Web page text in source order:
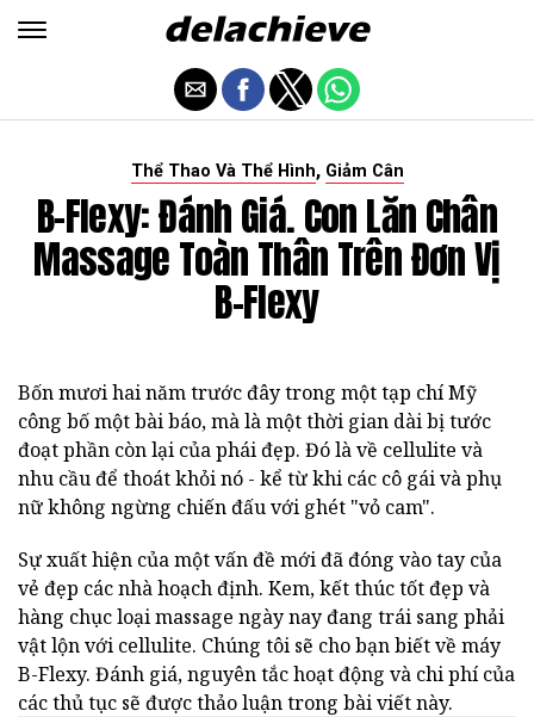
Thể Thao Và Thể Hình, Giảm Cân
B-Flexy: Đánh Giá. Con Lăn Chân
Massage Toàn Thân Trên Đơn Vị
B-Flexy
Bốn mươi hai năm trước đây trong một tạp chí Mỹ
công bố một bài báo, mà là một thời gian dài bị tước
đoạt phần còn lại của phái đẹp. Đó là về cellulite và
nhu cầu để thoát khỏi nó - kể từ khi các cô gái và phụ
nữ không ngừng chiến đấu với ghét "vỏ cam".
Sự xuất hiện của một vấn đề mới đã đóng vào tay của
vẻ đẹp các nhà hoạch định. Kem, kết thúc tốt đẹp và
hàng chục loại massage ngày nay đang trái sang phải
vật lộn với cellulite. Chúng tôi sẽ cho bạn biết về máy
B-Flexy. Đánh giá, nguyên tắc hoạt động và chi phí của
các thủ tục sẽ được thảo luận trong bài viết này.